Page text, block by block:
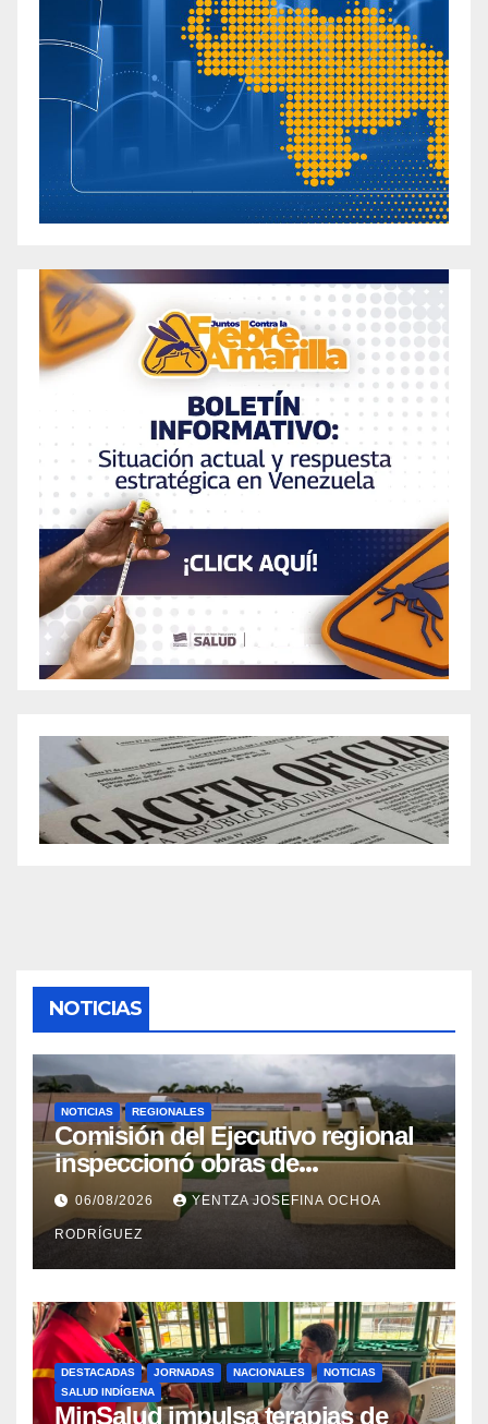
NOTICIAS
NOTICIAS REGIONALES
Comisión del Ejecutivo regional
inspeccionó obras de
recuperación en la Maternidad
Integral Aragua
06/08/2026 YENTZA JOSEFINA OCHOA
RODRÍGUEZ
DESTACADAS JORNADAS NACIONALES
NOTICIAS
SALUD INDÍGENA
MinSalud impulsa terapias de